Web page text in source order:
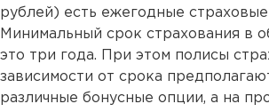
рублей) есть ежегодные страховые
Минимальный срок страхования в
это три года. При этом полисы
зависимости от срока
различные бонусные опции, а на